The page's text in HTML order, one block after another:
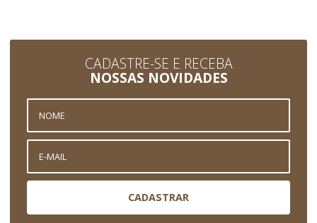
CADASTRE-SE E RECEBA
NOSSAS NOVIDADES
CADASTRAR